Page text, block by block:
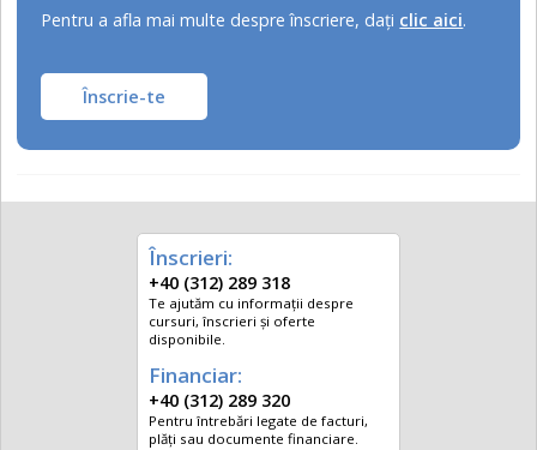
Pentru a afla mai multe despre înscriere, daţi clic aici.
Înscrie-te
Înscrieri:
+40 (312) 289 318
Te ajutăm cu informații despre
cursuri, înscrieri și oferte
disponibile.
Financiar:
+40 (312) 289 320
Pentru întrebări legate de facturi,
plăți sau documente financiare.